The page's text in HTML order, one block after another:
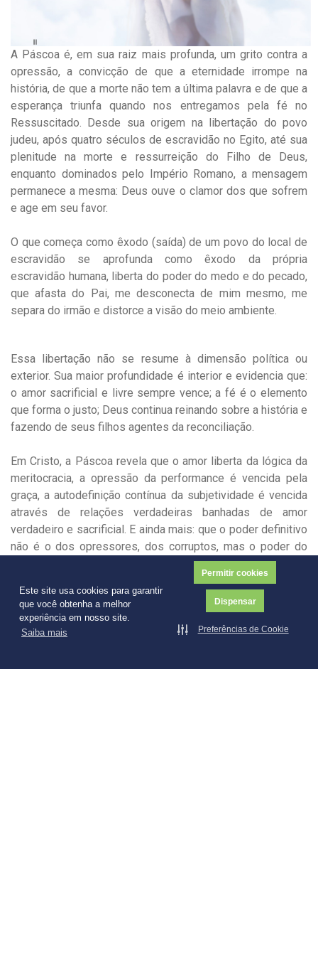
Este site usa cookies para garantir
que você obtenha a melhor
experiência em nosso site.
Saiba mais
Permitir cookies
Dispensar
Preferências de Cookie
A Páscoa é, em sua raiz mais profunda, um grito contra a
opressão, a convicção de que a eternidade irrompe na
história, de que a morte não tem a última palavra e de que a
esperança triunfa quando nos entregamos pela fé no
Ressuscitado. Desde sua origem na libertação do povo
judeu, após quatro séculos de escravidão no Egito, até sua
plenitude na morte e ressurreição do Filho de Deus,
enquanto dominados pelo Império Romano, a mensagem
permanece a mesma: Deus ouve o clamor dos que sofrem
e age em seu favor.
O que começa como êxodo (saída) de um povo do local de
escravidão se aprofunda como êxodo da própria
escravidão humana, liberta do poder do medo e do pecado,
que afasta do Pai, me desconecta de mim mesmo, me
separa do irmão e distorce a visão do meio ambiente.
Essa libertação não se resume à dimensão política ou
exterior. Sua maior profundidade é interior e evidencia que:
o amor sacrificial e livre sempre vence; a fé é o elemento
que forma o justo; Deus continua reinando sobre a história e
fazendo de seus filhos agentes da reconciliação.
Em Cristo, a Páscoa revela que o amor liberta da lógica da
meritocracia, a opressão da performance é vencida pela
graça, a autodefinição contínua da subjetividade é vencida
através de relações verdadeiras banhadas de amor
verdadeiro e sacrificial. E ainda mais: que o poder definitivo
não é o dos opressores, dos corruptos, mas o poder do
Amor que se entrega à morte e ressuscita.
Quem acolhe essa verdade é chamado a viver não mais
sob o jugo do medo ou da autocondenação, mas como
alguém libertado para uma nova humanidade, onde fazemos
Tendo a convicção de que a história, por mais sombria que